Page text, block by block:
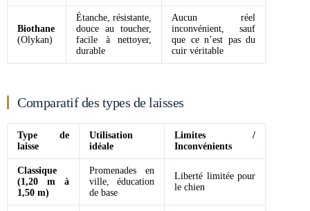
Biothane
(Olykan)
Étanche, résistante,
douce au toucher,
facile à nettoyer,
durable
Aucun réel
inconvénient, sauf
que ce n’est pas du
cuir véritable
Comparatif des types de laisses
Type de
laisse
Utilisation
idéale
Limites /
Inconvénients
Classique
(1,20 m à
1,50 m)
Promenades en
ville, éducation
de base
Liberté limitée pour
le chien